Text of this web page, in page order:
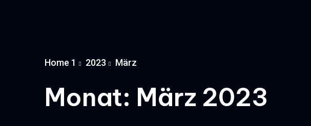
Home 1 2023 März
Monat: März 2023